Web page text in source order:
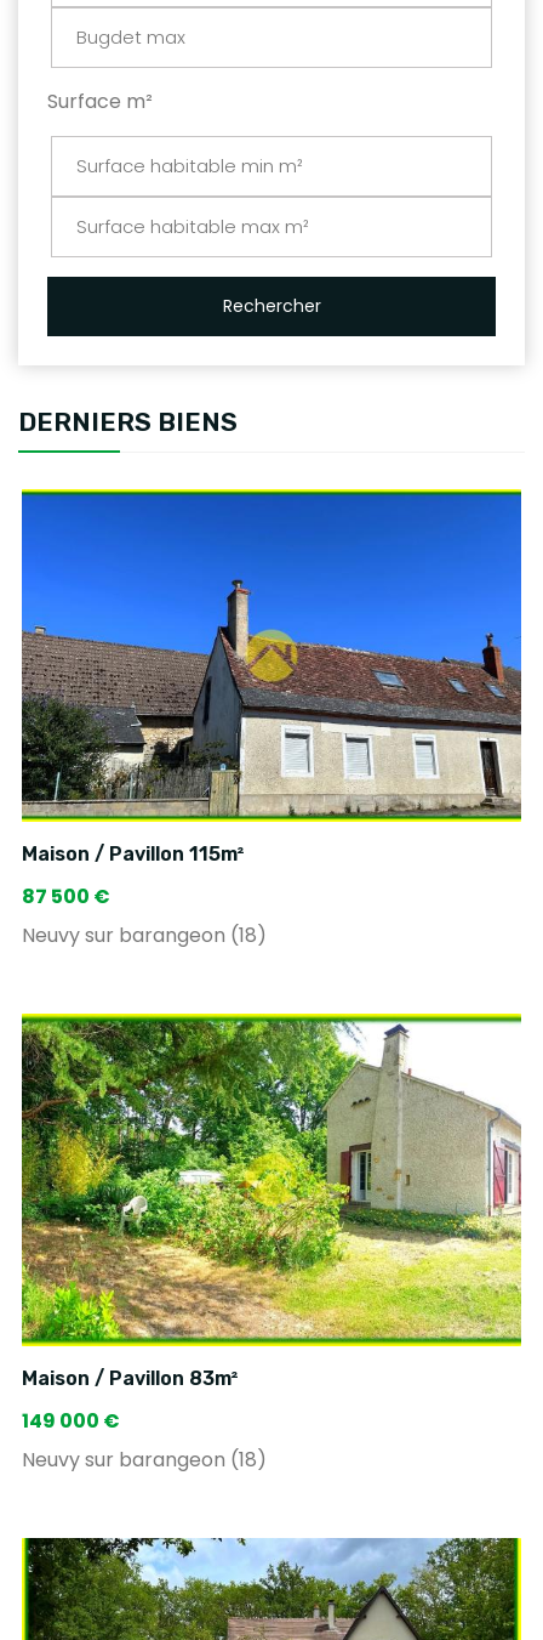
Surface m²
Rechercher
DERNIERS BIENS
Maison / Pavillon 115m²
87 500 €
Neuvy sur barangeon (18)
Maison / Pavillon 83m²
149 000 €
Neuvy sur barangeon (18)